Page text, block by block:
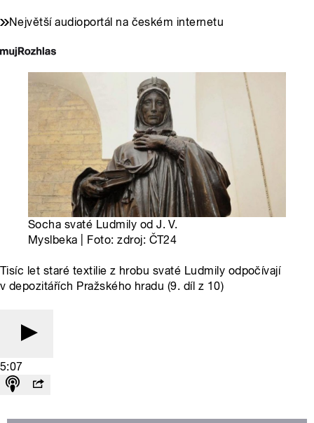
Největší audioportál na českém internetu
Socha svaté Ludmily od J. V.
Myslbeka | Foto: zdroj: ČT24
Tisíc let staré textilie z hrobu svaté Ludmily odpočívají
v depozitářích Pražského hradu (9. díl z 10)
5:07